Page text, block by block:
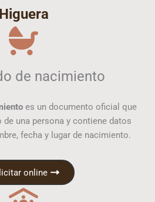
Higuera
de nacimiento
es un documento oficial que
una persona y contiene datos
fecha y lugar de nacimiento.
online